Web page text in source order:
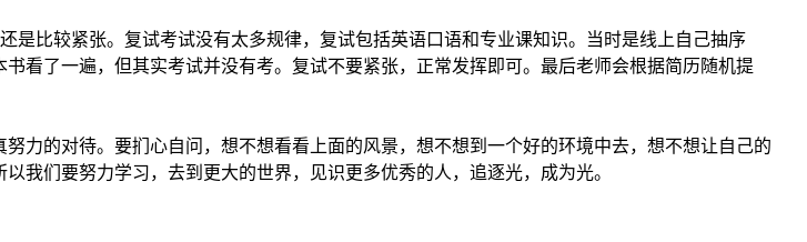
比较紧张。复试考试没有太多规律，复试包括英语口语和专业课知识。当时是线上自己抽序
看了一遍，但其实考试并没有考。复试不要紧张，正常发挥即可。最后老师会根据简历随机提
力的对待。要扪心自问，想不想看看上面的风景，想不想到一个好的环境中去，想不想让自己的
我们要努力学习，去到更大的世界，见识更多优秀的人，追逐光，成为光。